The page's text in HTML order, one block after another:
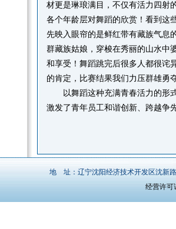
材更是琳琅满目，不仅有活力四射
各个年龄层对舞蹈的欣赏！看到这
先映入眼帘的是鲜红带有藏族气息
群藏族姑娘，穿梭在秀丽的山水中
和享受！舞蹈跳完后很多人都很诧
的肯定 ， 比赛结果我们力压群雄勇
以舞蹈这种充满青春活力的形
激发了青年员工和谐创新、跨越争
地 址： 辽宁沈阳经济技术开发区沈新
经营许可